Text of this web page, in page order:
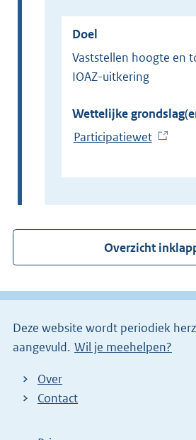
Doel
Vaststellen hoogte en toekennen
IOAZ-uitkering
Wettelijke
Participatiewet(
x
r
n
l
n
k
Overzicht
Deze website wordt periodiek
aangevuld. Wil je meehelpen?
Over
Contact